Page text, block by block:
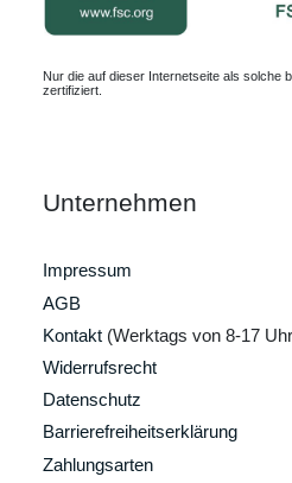
Nur die auf dieser Internetseite als solche
zertifiziert.
Unternehmen
Impressum
AGB
Kontakt (Werktags von 8-17
Widerrufsrecht
Datenschutz
Barrierefreiheitserklärung
Zahlungsarten